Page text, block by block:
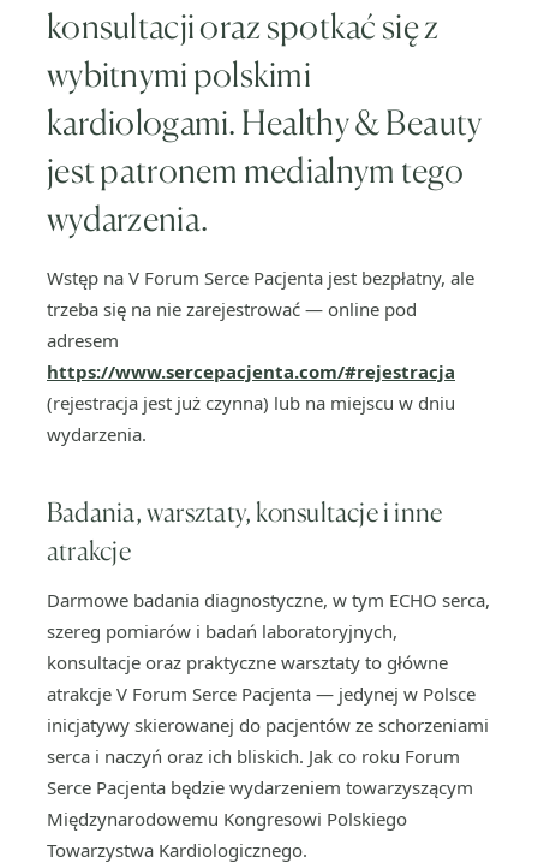
konsultacji oraz spotkać się z
wybitnymi polskimi
kardiologami. Healthy & Beauty
jest patronem medialnym tego
wydarzenia.
Wstęp na V Forum Serce Pacjenta jest bezpłatny, ale
trzeba się na nie zarejestrować — online pod
adresem
https://www.sercepacjenta.com/#rejestracja
(rejestracja jest już czynna) lub na miejscu w dniu
wydarzenia.
Badania, warsztaty, konsultacje i inne
atrakcje
Darmowe badania diagnostyczne, w tym ECHO serca,
szereg pomiarów i badań laboratoryjnych,
konsultacje oraz praktyczne warsztaty to główne
atrakcje V Forum Serce Pacjenta — jedynej w Polsce
inicjatywy skierowanej do pacjentów ze schorzeniami
serca i naczyń oraz ich bliskich. Jak co roku Forum
Serce Pacjenta będzie wydarzeniem towarzyszącym
Międzynarodowemu Kongresowi Polskiego
Towarzystwa Kardiologicznego.